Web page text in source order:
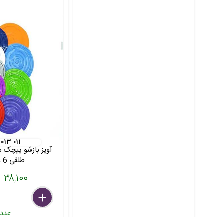
۱۲۶
آویز بازشو پیچک
طلقی 6 عددی
۳۸,۱۰۰ تومان
delete
remove
add
عدد